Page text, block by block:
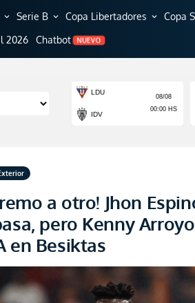
expand_more Serie B expand_more Copa Libertadores expand_more Copa
2026 Chatbot NUEVO
a otro! Jhon
pero Kenny
en Besiktas